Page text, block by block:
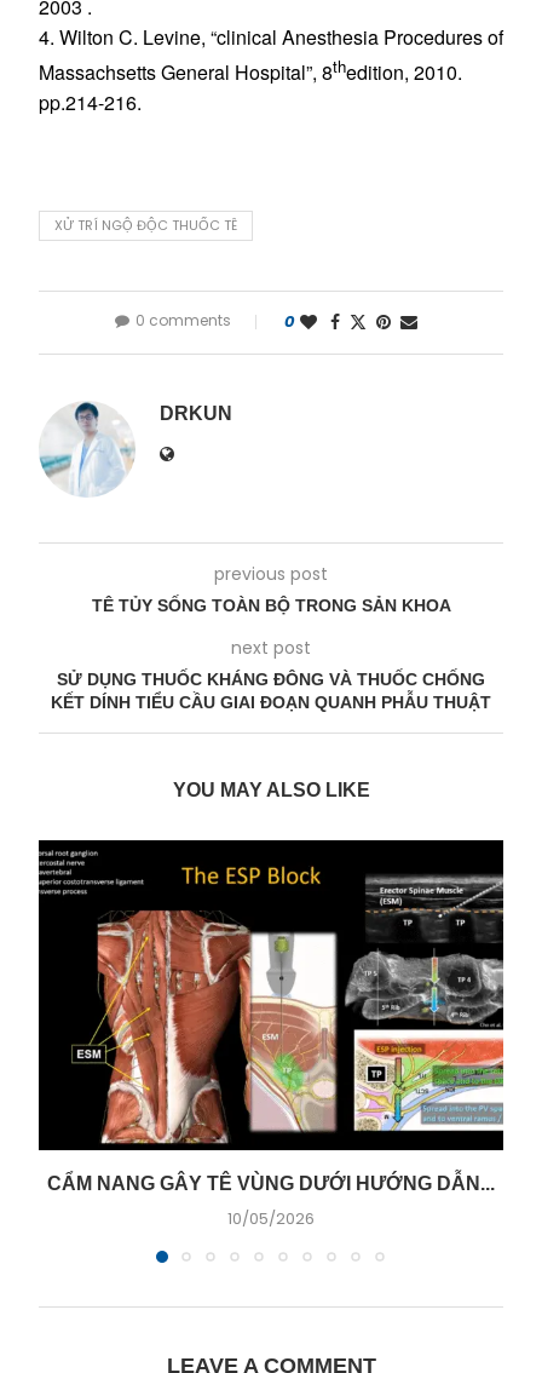
2003 .
4. Wilton C. Levine, “clinical Anesthesia Procedures of
Massachsetts General Hospital”, 8thedition, 2010.
pp.214-216.
XỬ TRÍ NGỘ ĐỘC THUỐC TÊ
0 comments 0
DRKUN
previous post
TÊ TỦY SỐNG TOÀN BỘ TRONG SẢN KHOA
next post
SỬ DỤNG THUỐC KHÁNG ĐÔNG VÀ THUỐC CHỐNG
KẾT DÍNH TIỂU CẦU GIAI ĐOẠN QUANH PHẪU THUẬT
YOU MAY ALSO LIKE
CẨM NANG GÂY TÊ VÙNG DƯỚI HƯỚNG DẪN...
10/05/2026
LEAVE A COMMENT